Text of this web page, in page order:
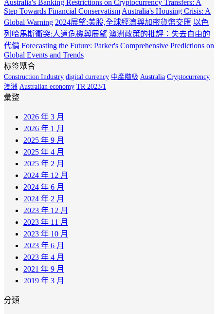
Australia's Banking Restrictions on Cryptocurrency Transfers: A
Step Towards Financial ConservatismAustralia's Housing Crisis: A
Global Warning 2024展望:美股,全球經濟與加密貨幣交匯 以色
列哈馬斯衝突:人道危機與展望 澳洲政策的批評：失去自由的
代價 Forecasting the Future: Parker's Comprehensive Predictions on
Global Events and Trends
标签聚合
Construction Industry digital currency 中產階級 Australia Cryptocurrency
澳洲 Australian economy TR 2023/1
彙整
2026 年 3 月
2026 年 1 月
2025 年 9 月
2025 年 4 月
2025 年 2 月
2024 年 12 月
2024 年 6 月
2024 年 2 月
2023 年 12 月
2023 年 11 月
2023 年 10 月
2023 年 6 月
2023 年 4 月
2021 年 9 月
2019 年 3 月
分類